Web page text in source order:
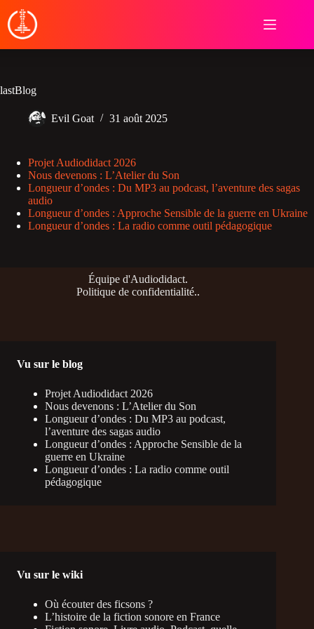
au
contenu
lastBlog
Evil Goat 31 août 2025
Projet Audiodidact 2026
Nous devenons : L’Atelier du Son
Longueur d’ondes : Du MP3 au podcast, l’aventure des sagas
audio
Longueur d’ondes : Approche Sensible de la guerre en Ukraine
Longueur d’ondes : La radio comme outil pédagogique
Équipe d'Audiodidact.
Politique de confidentialité..
Vu sur le blog
Projet Audiodidact 2026
Nous devenons : L’Atelier du Son
Longueur d’ondes : Du MP3 au podcast,
l’aventure des sagas audio
Longueur d’ondes : Approche Sensible de la
guerre en Ukraine
Longueur d’ondes : La radio comme outil
pédagogique
Vu sur le wiki
Où écouter des ficsons ?
L’histoire de la fiction sonore en France